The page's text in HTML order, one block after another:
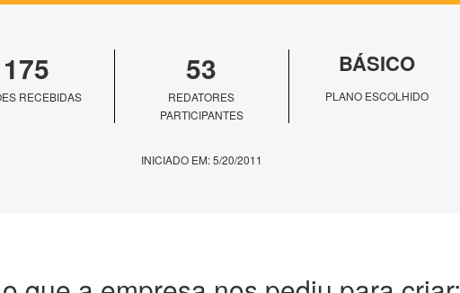
175
RECEBIDAS
53
REDATORES
PARTICIPANTES
BÁSICO
PLANO ESCOLHIDO
INICIADO EM: 5/20/2011